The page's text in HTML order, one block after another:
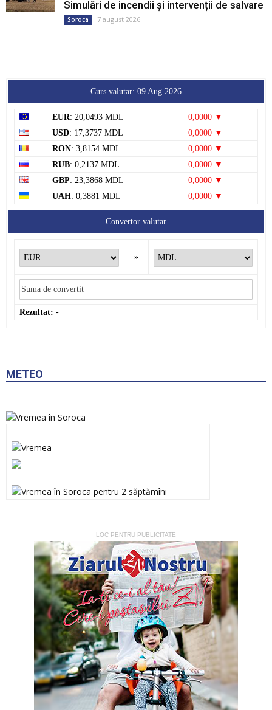
Simulări de incendii și intervenții de salvare
Soroca 7 august 2026
Curs valutar: 09 Aug 2026
EUR: 20,0493 MDL
0,0000 ▼
USD: 17,3737 MDL
0,0000 ▼
RON: 3,8154 MDL
0,0000 ▼
RUB: 0,2137 MDL
0,0000 ▼
GBP: 23,3868 MDL
0,0000 ▼
UAH: 0,3881 MDL 0,0000 ▼
Convertor valutar
»
Rezultat: -
METEO
LOC PENTRU PUBLICITATE